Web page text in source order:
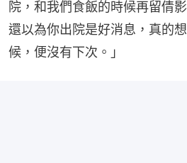
院，和我們食飯的時候再留倩
還以為你出院是好消息，真的
候，便沒有下次。」